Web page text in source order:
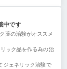
中です
薬の治験がオススメ
ック品を作る為の治
ェネリック治験で